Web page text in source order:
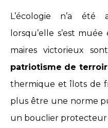
L’écologie n’a
lorsqu’elle s’est muée
maires victorieux
patriotisme de terroir
thermique et îlots de
plus être une norme
un bouclier